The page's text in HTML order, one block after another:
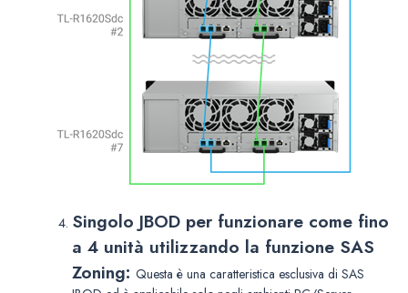
Singolo JBOD per funzionare come fino
a 4 unità utilizzando la funzione SAS
Zoning: Questa è una caratteristica esclusiva di SAS